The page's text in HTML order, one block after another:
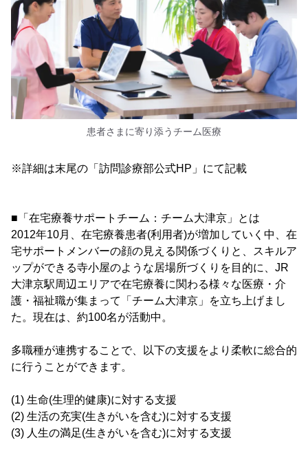
患者さまに寄り添うチーム医療
※詳細は末尾の「訪問診療部公式HP」にて記載
■「在宅療養サポートチーム：チーム大津京」とは
2012年10月、在宅療養患者(利用者)が増加していく中、在
宅サポートメンバーの顔の見える関係づくりと、スキルア
ップができる寺小屋のような居場所づくりを目的に、JR
大津京駅周辺エリアで在宅療養に関わる様々な医療・介
護・福祉職が集まって「チーム大津京」を立ち上げまし
た。現在は、約100名が活動中。
多職種が連携することで、以下の支援をより柔軟に総合的
に行うことができます。
(1) 生命(生理的健康)に対する支援
(2) 生活の充実(生きがいを含む)に対する支援
(3) 人生の満足(生きがいを含む)に対する支援